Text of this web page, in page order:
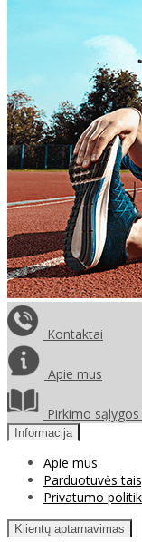
Kontaktai
Apie mus
Pirkimo
Informacija
Apie mus
Parduotuvės
Privatumo
Klientų aptarnavimas